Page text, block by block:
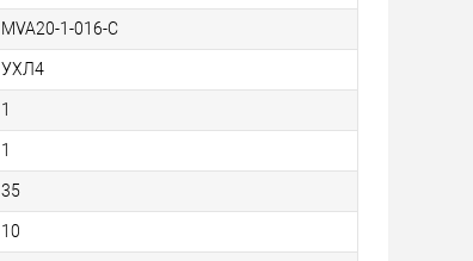
MVA20-1-016-C
УХЛ4
1
1
35
10